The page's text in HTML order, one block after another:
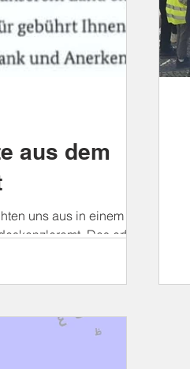
aus dem
uns aus in einem
Das erfüllt
Schule IBN
und der
und unseren Weg als